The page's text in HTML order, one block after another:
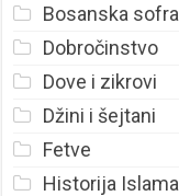
Bosanska sofra
Dobročinstvo
Dove i zikrovi
Džini i šejtani
Fetve
Historija Islama